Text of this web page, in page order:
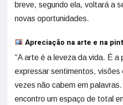
breve, segundo ela, voltará a
novas oportunidades.
Apreciação na arte e na
“A arte é a leveza da vida. É a
expressar sentimentos, visões
vezes não cabem em
encontro um espaço de total